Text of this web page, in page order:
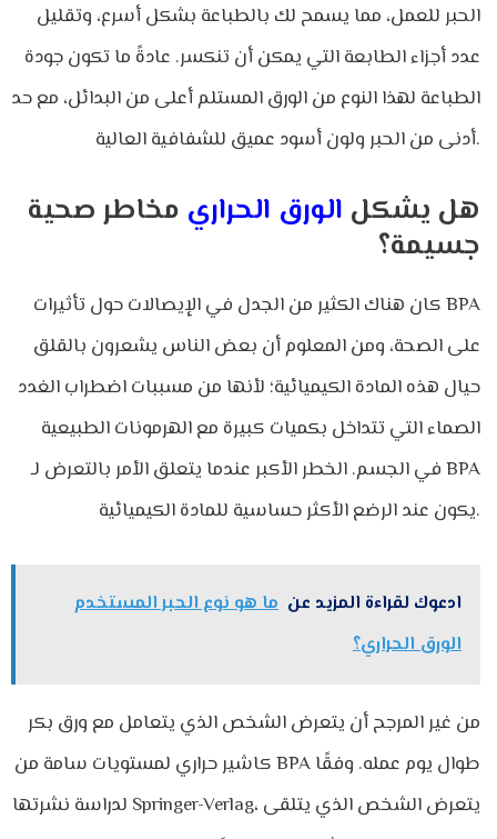
الحبر للعمل، مما يسمح لك بالطباعة بشكل أسرع، وتقليل
عدد أجزاء الطابعة التي يمكن أن تنكسر. عادةً ما تكون جودة
الطباعة لهذا النوع من الورق المستلم أعلى من البدائل، مع حد
أدنى من الحبر ولون أسود عميق للشفافية العالية.
هل يشكل الورق الحراري مخاطر صحية
جسيمة؟
كان هناك الكثير من الجدل في الإيصالات حول تأثيرات BPA
على الصحة، ومن المعلوم أن بعض الناس يشعرون بالقلق
حيال هذه المادة الكيميائية؛ لأنها من مسببات اضطراب الغدد
الصماء التي تتداخل بكميات كبيرة مع الهرمونات الطبيعية
في الجسم. الخطر الأكبر عندما يتعلق الأمر بالتعرض لـ BPA
يكون عند الرضع الأكثر حساسية للمادة الكيميائية.
ادعوك لقراءة المزيد عن ما هو نوع الحبر المستخدم
الورق الحراري؟
من غير المرجح أن يتعرض الشخص الذي يتعامل مع ورق بكر
كاشير حراري لمستويات سامة من BPA طوال يوم عمله. وفقًا
لدراسة نشرتها Springer-Verlag، يتعرض الشخص الذي يتلقى